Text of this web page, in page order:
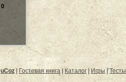
0
uCoz Гостевая книга| Каталог Игры |Тесты